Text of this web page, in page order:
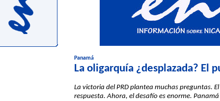
Panamá
La oligarquía ¿desplazada? El
La victoria del PRD plantea muchas preguntas.
respuesta. Ahora, el desafío es enorme.